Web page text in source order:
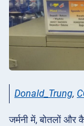
Donald_Trung,
जर्मनी में, बोतलों